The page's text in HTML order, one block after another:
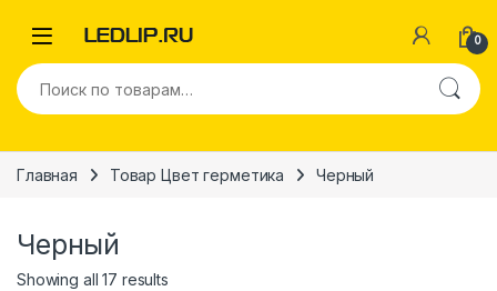
0
Искать:
Главная Товар Цвет герметика Черный
Черный
Showing all 17 results